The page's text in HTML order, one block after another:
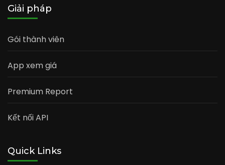
Giải pháp
Gói thành viên
App xem giá
Premium Report
Kết nối API
Quick Links